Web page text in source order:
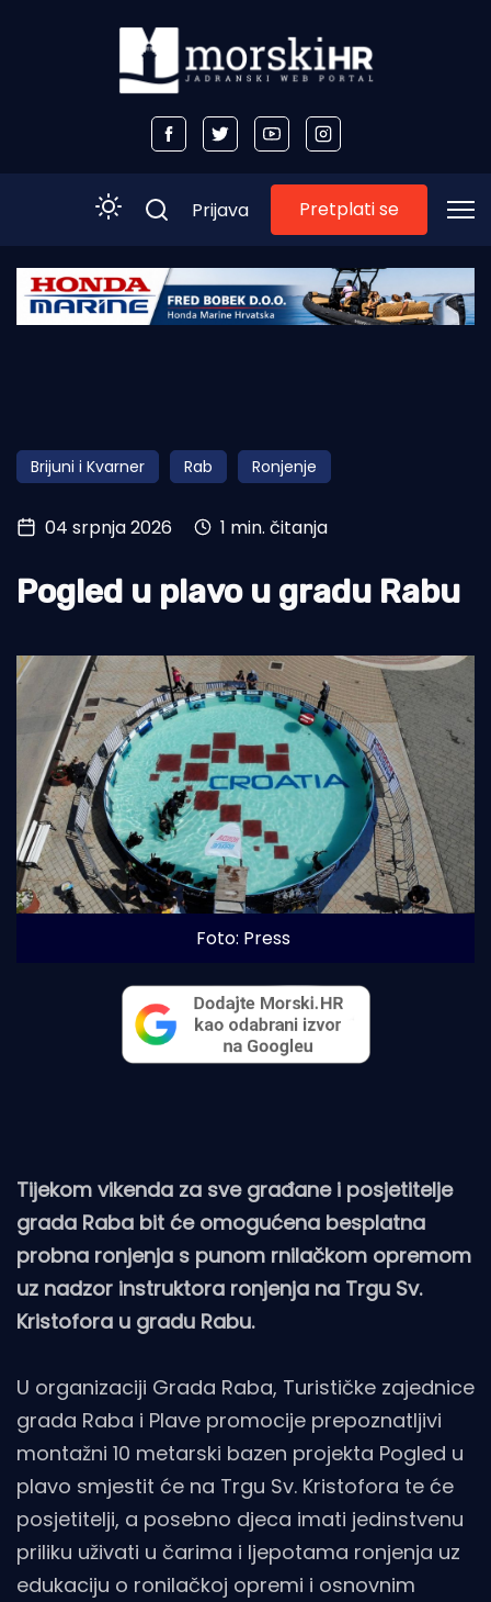
Početna
Obala
Otoci
Turizam i nautika
Pomorstvo
Ekologija
Tradicija i kultura
Prijava Pretplati se
Brijuni i Kvarner Rab Ronjenje
04 srpnja 2026 1 min. čitanja
Pogled u plavo u gradu Rabu
Foto: Press
Tijekom vikenda za sve građane i posjetitelje
grada Raba bit će omogućena besplatna
probna ronjenja s punom rnilačkom opremom
uz nadzor instruktora ronjenja na Trgu Sv.
Kristofora u gradu Rabu.
U organizaciji Grada Raba, Turističke zajednice
grada Raba i Plave promocije prepoznatljivi
montažni 10 metarski bazen projekta Pogled u
plavo smjestit će na Trgu Sv. Kristofora te će
posjetitelji, a posebno djeca imati jedinstvenu
priliku uživati u čarima i ljepotama ronjenja uz
edukaciju o ronilačkoj opremi i osnovnim